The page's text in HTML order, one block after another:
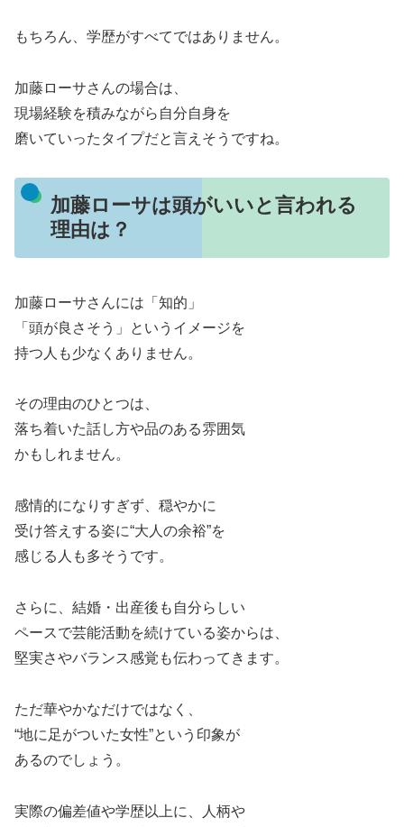
もちろん、学歴がすべてではありません。
加藤ローサさんの場合は、
現場経験を積みながら自分自身を
磨いていったタイプだと言えそうですね。
加藤ローサは頭がいいと言われる
理由は？
加藤ローサさんには「知的」
「頭が良さそう」というイメージを
持つ人も少なくありません。
その理由のひとつは、
落ち着いた話し方や品のある雰囲気
かもしれません。
感情的になりすぎず、穏やかに
受け答えする姿に“大人の余裕”を
感じる人も多そうです。
さらに、結婚・出産後も自分らしい
ペースで芸能活動を続けている姿からは、
堅実さやバランス感覚も伝わってきます。
ただ華やかなだけではなく、
“地に足がついた女性”という印象が
あるのでしょう。
実際の偏差値や学歴以上に、人柄や